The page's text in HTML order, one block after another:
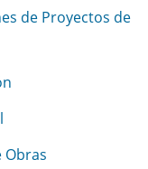
de Proyectos de
Obras